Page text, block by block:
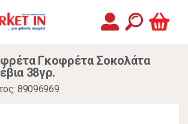
Γκοφρέτα Σοκολάτα
38γρ.
89096969